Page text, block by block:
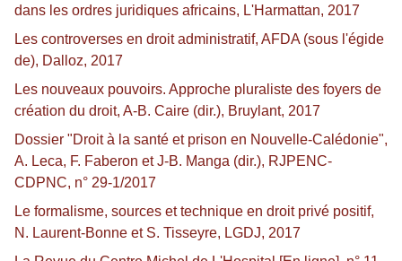
dans les ordres juridiques africains, L'Harmattan, 2017
Les controverses en droit administratif, AFDA (sous l'égide
de), Dalloz, 2017
Les nouveaux pouvoirs. Approche pluraliste des foyers de
création du droit, A-B. Caire (dir.), Bruylant, 2017
Dossier "Droit à la santé et prison en Nouvelle-Calédonie",
A. Leca, F. Faberon et J-B. Manga (dir.), RJPENC-
CDPNC, n° 29-1/2017
Le formalisme, sources et technique en droit privé positif,
N. Laurent-Bonne et S. Tisseyre, LGDJ, 2017